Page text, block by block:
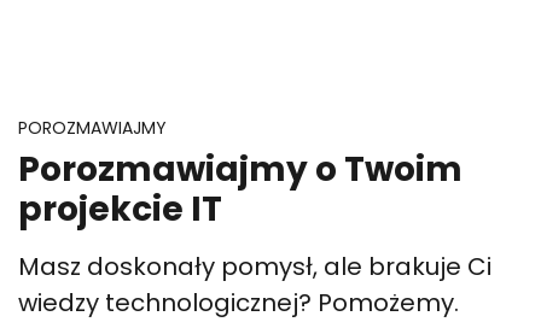
POROZMAWIAJMY
Porozmawiajmy o Twoim
projekcie IT
Masz doskonały pomysł, ale brakuje Ci
wiedzy technologicznej? Pomożemy.